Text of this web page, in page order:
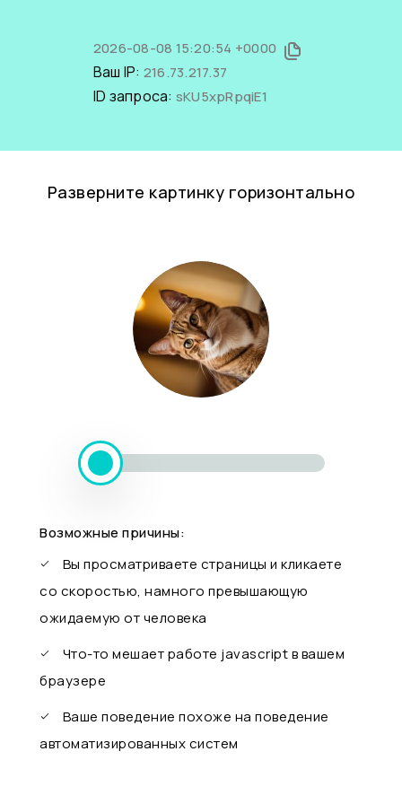
2026-08-08 15:20:54 +0000
Ваш IP: 216.73.217.37
ID запроса: sKU5xpRpqiE1
Разверните картинку горизонтально
Возможные причины:
Вы просматриваете страницы и кликаете
со скоростью, намного превышающую
ожидаемую от человека
Что-то мешает работе javascript в вашем
браузере
Ваше поведение похоже на поведение
автоматизированных систем